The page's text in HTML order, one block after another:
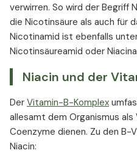
verwirren. So wird der Begriff
die Nicotinsäure als auch für
Nicotinamid ist ebenfalls
Nicotinsäureamid oder
Niacin und der
Der Vitamin-B-Komplex
allesamt dem Organismus
Coenzyme dienen. Zu den B-
Niacin: